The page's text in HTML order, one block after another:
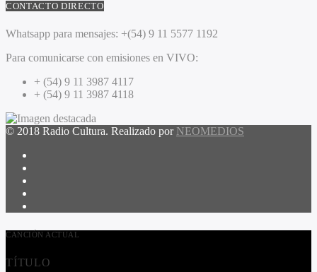
CONTACTO DIRECTO
Whatsapp para mensajes: +(54) 9 11 5577 1192
Para comunicarse con emisiones en VIVO:
+ (54) 9 11 3987 4117
+ (54) 9 11 3987 4118
© 2018 Radio Cultura. Realizado por NEOMEDIOS
CANCIÓN ACTUAL
TÍTULO